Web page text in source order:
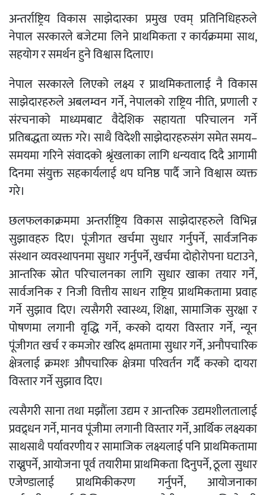
अन्तर्राष्ट्रिय विकास साझेदारका प्रमुख एवम् प्रतिनिधिहरुले
नेपाल सरकारले बजेटमा लिने प्राथमिकता र कार्यक्रममा साथ,
सहयोग र समर्थन हुने विश्वास दिलाए।
नेपाल सरकारले लिएको लक्ष्य र प्राथमिकतालाई नै विकास
साझेदारहरुले अबलम्वन गर्ने, नेपालको राष्ट्रिय नीति, प्रणाली र
संरचनाको माध्यमबाट वैदेशिक सहायता परिचालन गर्ने
प्रतिबद्धता व्यक्त गरे। साथै विदेशी साझेदारहरुसंग समेत समय–
समयमा गरिने संवादको श्रृंखलाका लागि धन्यवाद दिदै आगामी
दिनमा संयुक्त सहकार्यलाई थप घनिष्ठ पार्दै जाने विश्वास व्यक्त
गरे।
छलफलकाक्रममा अन्तर्राष्ट्रिय विकास साझेदारहरुले विभिन्न
सुझावहरु दिए। पूंजीगत खर्चमा सुधार गर्नुपर्ने, सार्वजनिक
संस्थान व्यवस्थापनमा सुधार गर्नुपर्ने, खर्चमा दोहोरोपना घटाउने,
आन्तरिक स्रोत परिचालनका लागि सुधार खाका तयार गर्ने,
सार्वजनिक र निजी वित्तीय साधन राष्ट्रिय प्राथमिकतामा प्रवाह
गर्ने सुझाव दिए। त्यसैगरी स्वास्थ्य, शिक्षा, सामाजिक सुरक्षा र
पोषणमा लगानी वृद्धि गर्ने, करको दायरा विस्तार गर्ने, न्यून
पूंजीगत खर्च र कमजोर खरिद क्षमतामा सुधार गर्ने, अनौपचारिक
क्षेत्रलाई क्रमशः औपचारिक क्षेत्रमा परिवर्तन गर्दै करको दायरा
विस्तार गर्ने सुझाव दिए।
त्यसैगरी साना तथा मझौंला उद्यम र आन्तरिक उद्यमशीलतालाई
प्रवद्र्धन गर्ने, मानव पूंजीमा लगानी विस्तार गर्ने, आर्थिक लक्ष्यका
साथसाथै पर्यावरणीय र सामाजिक लक्ष्यलाई पनि प्राथमिकतामा
राख्नुपर्ने, आयोजना पूर्व तयारीमा प्राथमिकता दिनुपर्ने, ठूला सुधार
एजेण्डालाई प्राथमिकीकरण गर्नुपर्ने, आयोजनाका